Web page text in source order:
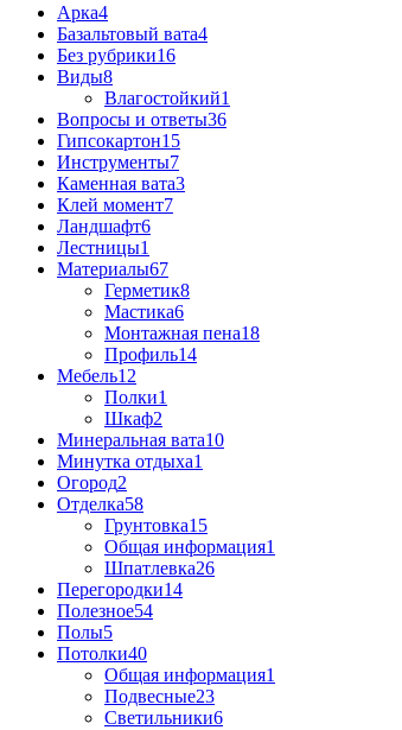
Арка4
Базальтовый вата4
Без рубрики16
Виды8
Влагостойкий1
Вопросы и ответы36
Гипсокартон15
Инструменты7
Каменная вата3
Клей момент7
Ландшафт6
Лестницы1
Материалы67
Герметик8
Мастика6
Монтажная пена18
Профиль14
Мебель12
Полки1
Шкаф2
Минеральная вата10
Минутка отдыха1
Огород2
Отделка58
Грунтовка15
Общая информация1
Шпатлевка26
Перегородки14
Полезное54
Полы5
Потолки40
Общая информация1
Подвесные23
Светильники6